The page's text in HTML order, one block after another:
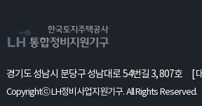
경기도 성남시 분당구 성남대로 54번길 3, 807호 [
Copyrightⓒ LH정비사업지원기구. All Rights Reserved.